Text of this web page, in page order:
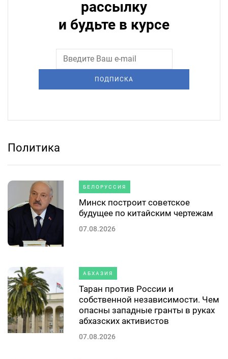
рассылку
и будьте в курсе
ПОДПИСКА
Политика
БЕЛОРУССИЯ
Минск построит советское
будущее по китайским чертежам
07.08.2026
АБХАЗИЯ
Таран против России и
собственной независимости. Чем
опасны западные гранты в руках
абхазских активистов
07.08.2026